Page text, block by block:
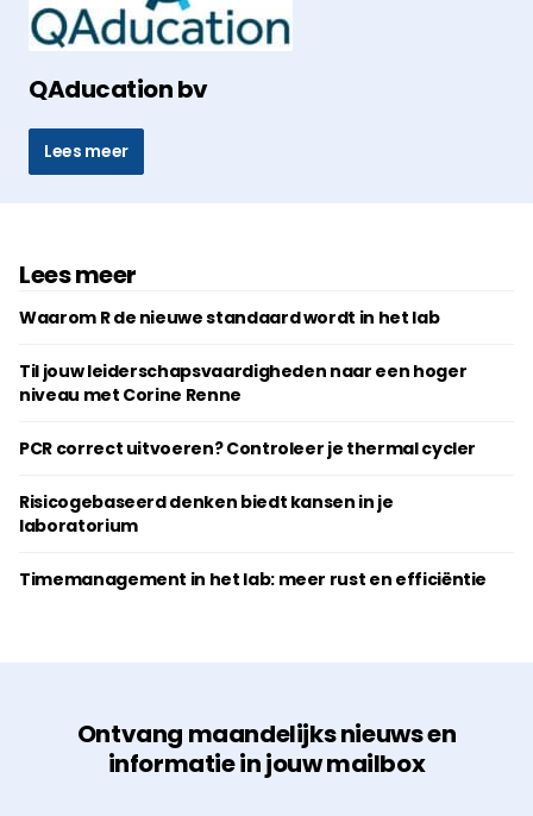
QAducation bv
Lees meer
Lees meer
Waarom R de nieuwe standaard wordt in het lab
Til jouw leiderschapsvaardigheden naar een hoger
niveau met Corine Renne
PCR correct uitvoeren? Controleer je thermal cycler
Risicogebaseerd denken biedt kansen in je
laboratorium
Timemanagement in het lab: meer rust en efficiëntie
Ontvang maandelijks nieuws en
informatie in jouw mailbox